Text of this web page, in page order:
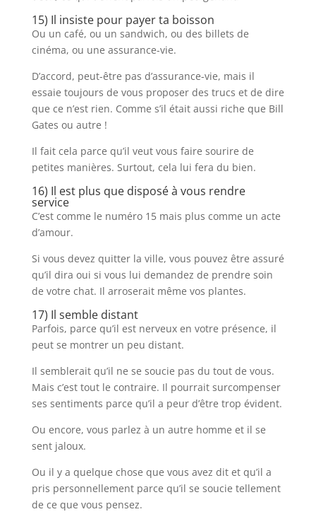
15) Il insiste pour payer ta boisson
Ou un café, ou un sandwich, ou des billets de
cinéma, ou une assurance-vie.
D’accord, peut-être pas d’assurance-vie, mais il
essaie toujours de vous proposer des trucs et de dire
que ce n’est rien. Comme s’il était aussi riche que Bill
Gates ou autre !
Il fait cela parce qu’il veut vous faire sourire de
petites manières. Surtout, cela lui fera du bien.
16) Il est plus que disposé à vous rendre
service
C’est comme le numéro 15 mais plus comme un acte
d’amour.
Si vous devez quitter la ville, vous pouvez être assuré
qu’il dira oui si vous lui demandez de prendre soin
de votre chat. Il arroserait même vos plantes.
17) Il semble distant
Parfois, parce qu’il est nerveux en votre présence, il
peut se montrer un peu distant.
Il semblerait qu’il ne se soucie pas du tout de vous.
Mais c’est tout le contraire. Il pourrait surcompenser
ses sentiments parce qu’il a peur d’être trop évident.
Ou encore, vous parlez à un autre homme et il se
sent jaloux.
Ou il y a quelque chose que vous avez dit et qu’il a
pris personnellement parce qu’il se soucie tellement
de ce que vous pensez.